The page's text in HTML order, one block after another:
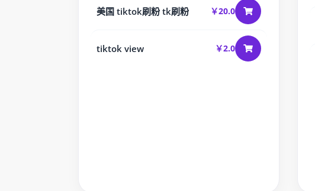
美国 tiktok刷粉 tk刷粉 ￥20.0
tiktok view ￥2.0